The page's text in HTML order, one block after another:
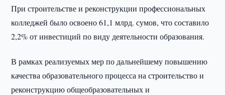
При строительстве и реконструкции профессиональных
колледжей было освоено 61,1 млрд. сумов, что составило
2,2% от инвестиций по виду деятельности образования.
В рамках реализуемых мер по дальнейшему повышению
качества образовательного процесса на строительство и
реконструкцию общеобразовательных и